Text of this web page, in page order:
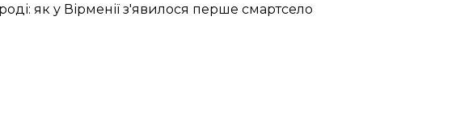
як у Вірменії з'явилося перше смартсело